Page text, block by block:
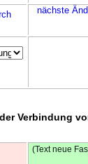
nächste
Verbindung
(Text neue